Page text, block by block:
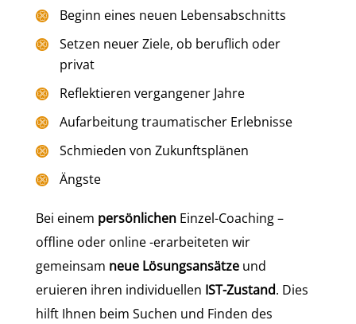
Beginn eines neuen Lebensabschnitts
Setzen neuer Ziele, ob beruflich oder
privat
Reflektieren vergangener Jahre
Aufarbeitung traumatischer Erlebnisse
Schmieden von Zukunftsplänen
Ängste
Bei einem persönlichenEinzel-Coaching –
offline oder online -erarbeiteten wir
gemeinsam neue Lösungsansätzeund
eruieren ihren individuellen IST-Zustand. Dies
hilft Ihnen beim Suchen und Finden des